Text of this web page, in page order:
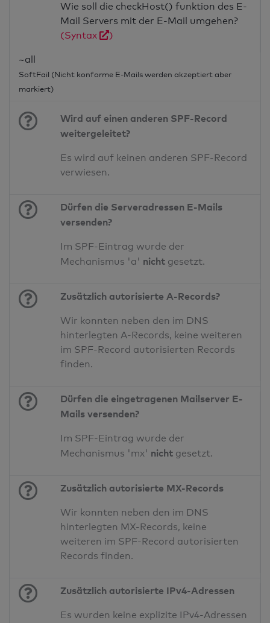
Wie soll die checkHost() funktion des E-
Mail Servers mit der E-Mail umgehen?
(Syntax
)
~all
SoftFail (Nicht konforme E-Mails werden akzeptiert aber
markiert)
Wird auf einen anderen SPF-Record
weitergeleitet?
Es wird auf keinen anderen SPF-Record
verwiesen.
Dürfen die Serveradressen E-Mails
versenden?
Im SPF-Eintrag wurde der
Mechanismus 'a' nicht gesetzt.
Zusätzlich autorisierte A-Records?
Wir konnten neben den im DNS
hinterlegten A-Records, keine weiteren
im SPF-Record autorisierten Records
finden.
Dürfen die eingetragenen Mailserver E-
Mails versenden?
Im SPF-Eintrag wurde der
Mechanismus 'mx' nicht gesetzt.
Zusätzlich autorisierte MX-Records
Wir konnten neben den im DNS
hinterlegten MX-Records, keine
weiteren im SPF-Record autorisierten
Records finden.
Zusätzlich autorisierte IPv4-Adressen
Es wurden keine explizite IPv4-Adressen